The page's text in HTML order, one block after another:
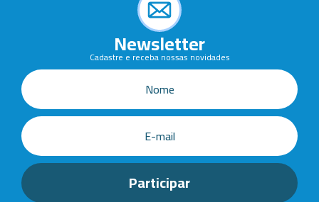
Newsletter
Cadastre e receba nossas novidades